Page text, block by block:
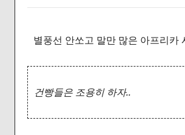
별풍선 안쏘고 말만 많은 아프리카
건빵들은 조용히 하자..